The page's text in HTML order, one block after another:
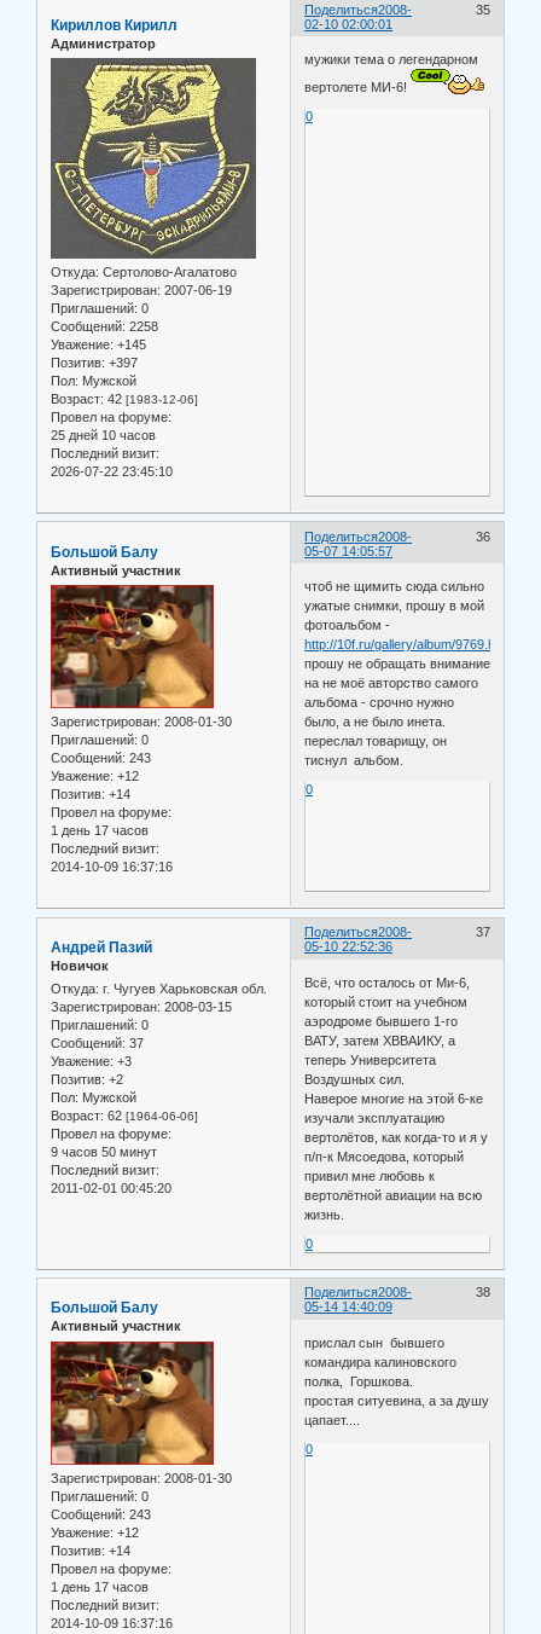
Поделиться 35
2008-
02-10 02:00:01
Кириллов Кирилл
Администратор
Откуда: Сертолово-Агалатово
Зарегистрирован: 2007-06-19
Приглашений: 0
Сообщений: 2258
Уважение: +145
Позитив: +397
Пол: Мужской
Возраст: 42 [1983-12-06]
Провел на форуме:
25 дней 10 часов
Последний визит:
2026-07-22 23:45:10
мужики тема о легендарном
вертолете МИ-6!
0
Поделиться 36
2008-
05-07 14:05:57
Большой Балу
Активный участник
Зарегистрирован: 2008-01-30
Приглашений: 0
Сообщений: 243
Уважение: +12
Позитив: +14
Провел на форуме:
1 день 17 часов
Последний визит:
2014-10-09 16:37:16
чтоб не щимить сюда сильно
ужатые снимки, прошу в мой
фотоальбом -
http://10f.ru/gallery/album/9769.html
прошу не обращать внимание
на не моё авторство самого
альбома - срочно нужно
было, а не было инета.
переслал товарищу, он
тиснул альбом.
0
Поделиться 37
2008-
05-10 22:52:36
Андрей Пазий
Новичок
Откуда: г. Чугуев Харьковская обл.
Зарегистрирован: 2008-03-15
Приглашений: 0
Сообщений: 37
Уважение: +3
Позитив: +2
Пол: Мужской
Возраст: 62 [1964-06-06]
Провел на форуме:
9 часов 50 минут
Последний визит:
2011-02-01 00:45:20
Всё, что осталось от Ми-6,
который стоит на учебном
аэродроме бывшего 1-го
ВАТУ, затем ХВВАИКУ, а
теперь Университета
Воздушных сил.
Наверое многие на этой 6-ке
изучали эксплуатацию
вертолётов, как когда-то и я у
п/п-к Мясоедова, который
привил мне любовь к
вертолётной авиации на всю
жизнь.
0
Поделиться 38
2008-
05-14 14:40:09
Большой Балу
Активный участник
Зарегистрирован: 2008-01-30
Приглашений: 0
Сообщений: 243
Уважение: +12
Позитив: +14
Провел на форуме:
1 день 17 часов
Последний визит:
2014-10-09 16:37:16
прислал сын бывшего
командира калиновского
полка, Горшкова.
простая ситуевина, а за душу
цапает....
0